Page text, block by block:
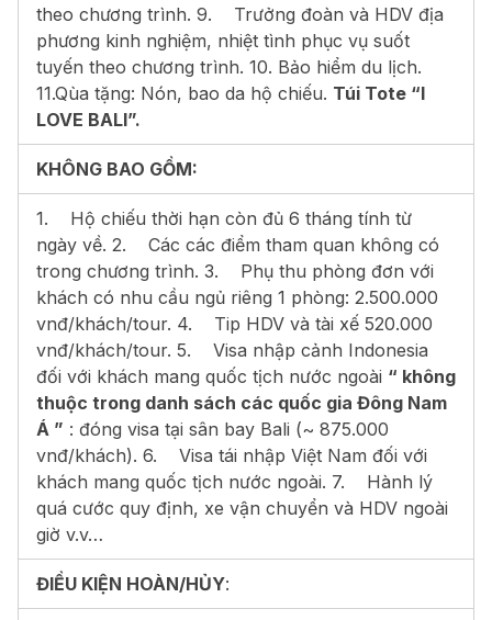
theo chương trình. 9. Trưởng đoàn và HDV địa
phương kinh nghiệm, nhiệt tình phục vụ suốt
tuyến theo chương trình. 10. Bảo hiểm du lịch.
11.Qùa tặng: Nón, bao da hộ chiếu. Túi Tote “I
LOVE BALI”.
KHÔNG BAO GỒM:
1. Hộ chiếu thời hạn còn đủ 6 tháng tính từ
ngày về. 2. Các các điểm tham quan không có
trong chương trình. 3. Phụ thu phòng đơn với
khách có nhu cầu ngủ riêng 1 phòng: 2.500.000
vnđ/khách/tour. 4. Tip HDV và tài xế 520.000
vnđ/khách/tour. 5. Visa nhập cảnh Indonesia
đối với khách mang quốc tịch nước ngoài “ không
thuộc trong danh sách các quốc gia Đông Nam
Á ” : đóng visa tại sân bay Bali (~ 875.000
vnđ/khách). 6. Visa tái nhập Việt Nam đối với
khách mang quốc tịch nước ngoài. 7. Hành lý
quá cước quy định, xe vận chuyển và HDV ngoài
giờ v.v…
ĐIỀU KIỆN HOÀN/HỦY: